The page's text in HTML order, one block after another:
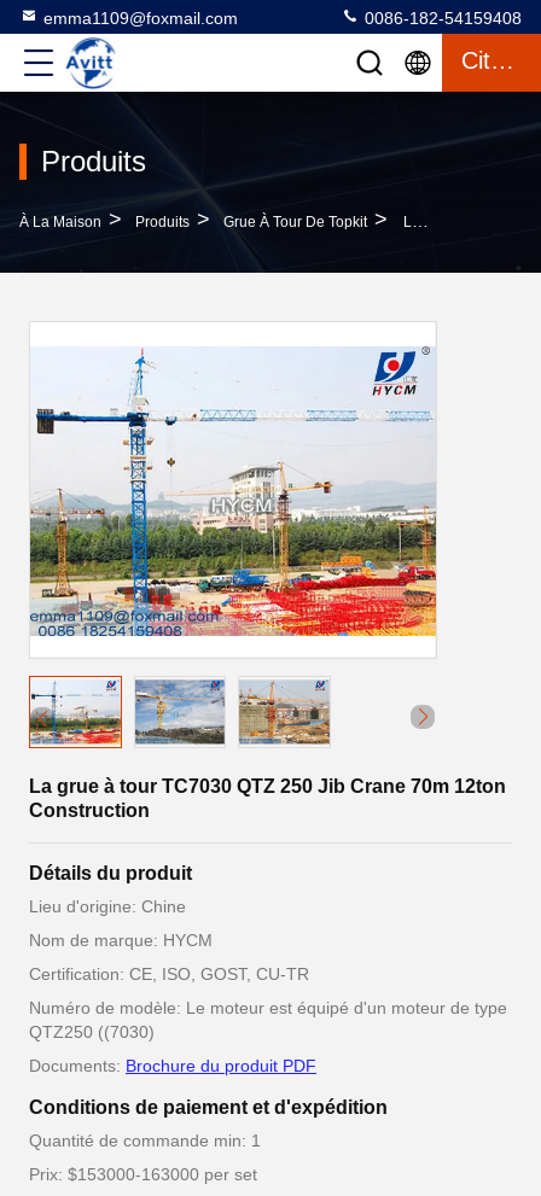
emma1109@foxmail.com 0086-182-54159408
Citation
Produits
À La Maison > Produits > Grue À Tour De Topkit > La Grue À Tour TC7030 QTZ 250 Jib Crane 70m 12ton Construction
La grue à tour TC7030 QTZ 250 Jib Crane 70m 12ton
Construction
Détails du produit
Lieu d'origine: Chine
Nom de marque: HYCM
Certification: CE, ISO, GOST, CU-TR
Numéro de modèle: Le moteur est équipé d'un moteur de type
QTZ250 ((7030)
Documents: Brochure du produit PDF
Conditions de paiement et d'expédition
Quantité de commande min: 1
Prix: $153000-163000 per set